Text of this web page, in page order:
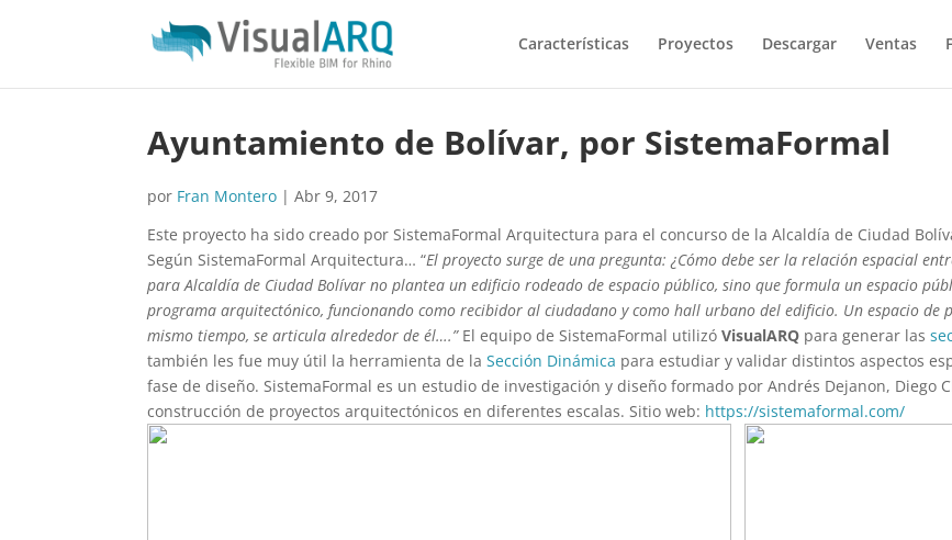
Características Proyectos Descargar Ventas
Ayuntamiento de Bolívar, por SistemaFormal
por Fran Montero |Abr 9, 2017
Este proyecto ha sido creado por SistemaFormal Arquitectura para el concurso de la Alcaldía de Ciudad
Según SistemaFormal Arquitectura… “El proyecto surge de una pregunta: ¿Cómo debe ser la relación espacial
para Alcaldía de Ciudad Bolívar no plantea un edificio rodeado de espacio público, sino que formula un espacio
programa arquitectónico, funcionando como recibidor al ciudadano y como hall urbano del edificio. Un espacio de
mismo tiempo, se articula alrededor de él….”El equipo de SistemaFormal utilizóVisualARQ para generar las
también les fue muy útil la herramienta de laSección Dinámica para estudiar y validar distintos aspectos
fase de diseño. SistemaFormal es un estudio de investigación y diseño formado por Andrés Dejanon, Diego
construcción de proyectos arquitectónicos en diferentes escalas. Sitio web: https://sistemaformal.com/